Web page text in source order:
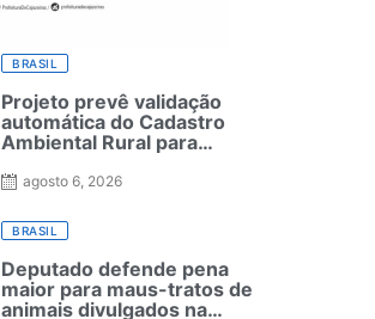
BRASIL
Projeto prevê validação
automática do Cadastro
Ambiental Rural para
agosto 6, 2026
BRASIL
Deputado defende pena
maior para maus-tratos de
animais divulgados na